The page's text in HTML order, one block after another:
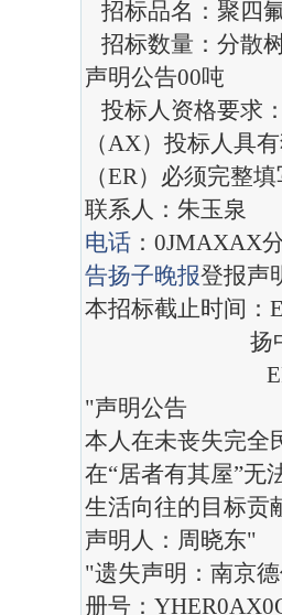
招标品名：聚四
招标数量：分散
声明公告00吨
投标人资格要求
（AX）投标人具
（ER）必须完整
联系人：朱玉泉
电话 ：0JMAXAX
告扬子晚报登报声
本招标截止时间：
扬中市裕
"声明公告
本人在未丧失完全
在“居者有其屋”无
生活向往的目标贡
声明人：周晓东"
"遗失声明：南京
册号：